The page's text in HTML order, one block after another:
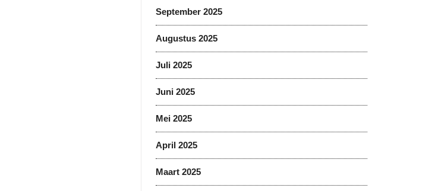
September 2025
Augustus 2025
Juli 2025
Juni 2025
Mei 2025
April 2025
Maart 2025